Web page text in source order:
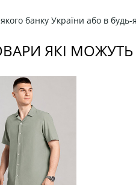
банку України або в
ЯКІ МОЖУТЬ